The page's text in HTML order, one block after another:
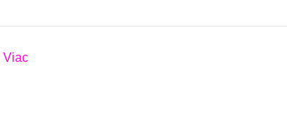
Viac